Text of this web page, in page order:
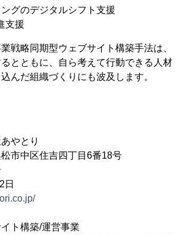
ングのデジタルシフト支援
支援
戦略同期型ウェブサイト構築手法は、
とともに、自ら考えて行動できる人材
んだ組織づくりにも波及します。
やとり
市中区住吉四丁目6番18号
日
ト構築/運営事業